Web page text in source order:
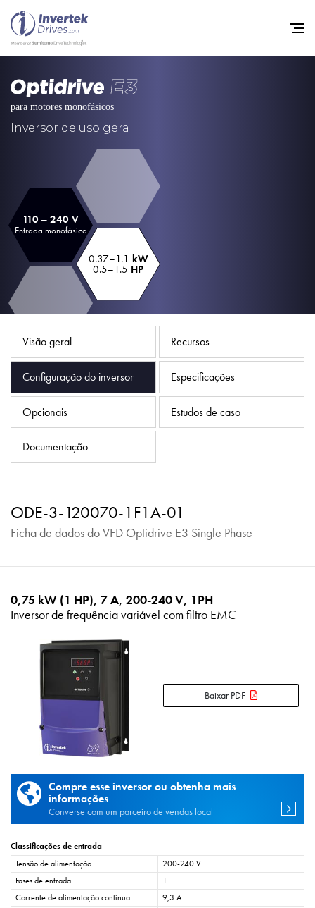
Inversor de uso geral
110 – 240 V
Entrada monofásica
0.37–1.1 kW
0.5–1.5 HP
Visão geral Recursos
Configuração do inversor Especificações
Opcionais Estudos de caso
Documentação
ODE-3-120070-1F1A-01
Ficha de dados do VFD Optidrive E3 Single Phase
0,75 kW (1 HP), 7 A, 200-240 V, 1PH
Inversor de frequência variável com filtro EMC
Baixar PDF
Compre esse inversor ou obtenha mais
informações
Converse com um parceiro de vendas local
Classificações de entrada
Tensão de alimentação
200-240 V
Fases de entrada
1
Corrente de alimentação contínua
9,3 A
Mapa do site
iSource